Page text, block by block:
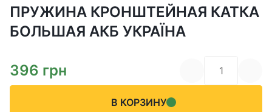
ПРУЖИНА КРОНШТЕЙНАЯ КАТКА
БОЛЬШАЯ АКБ УКРАЇНА
396 грн
В КОРЗИНУ